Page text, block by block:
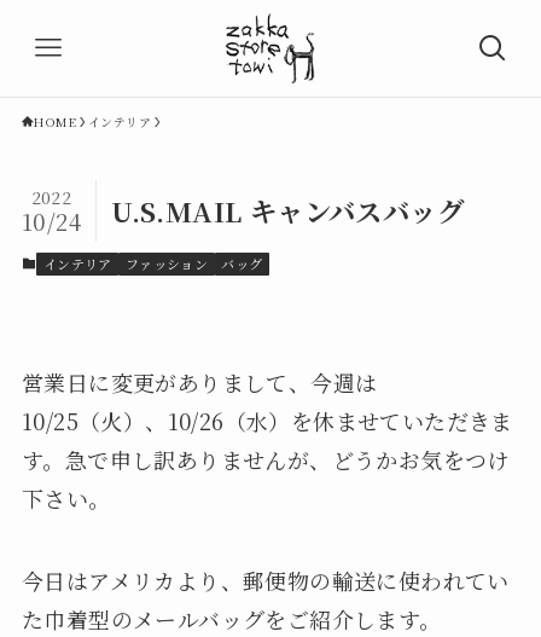
HOME インテリア
U.S.MAIL キャンバスバッグ
2022
10/24
インテリア ファッション バッグ
営業日に変更がありまして、今週は
10/25（火）、10/26（水）を休ませていただきま
す。急で申し訳ありませんが、どうかお気をつけ
下さい。
今日はアメリカより、郵便物の輸送に使われてい
た巾着型のメールバッグをご紹介します。